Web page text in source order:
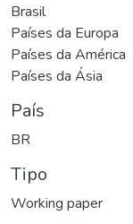
Brasil
Países da Europa
Países da América
Países da Ásia
País
BR
Tipo
Working paper